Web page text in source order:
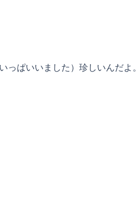
っぱいいました）珍しいんだよ。